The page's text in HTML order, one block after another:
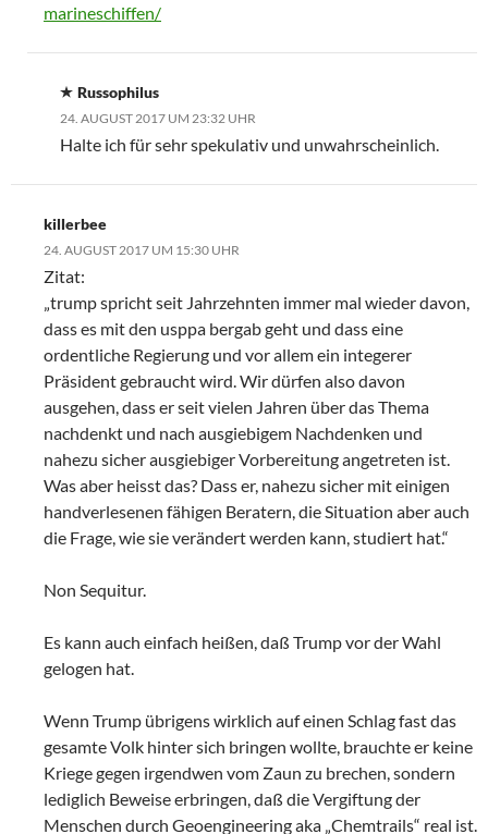
marineschiffen/
Russophilus
24. AUGUST 2017 UM 23:32 UHR
Halte ich für sehr spekulativ und unwahrscheinlich.
killerbee
24. AUGUST 2017 UM 15:30 UHR
Zitat:
„trump spricht seit Jahrzehnten immer mal wieder davon,
dass es mit den usppa bergab geht und dass eine
ordentliche Regierung und vor allem ein integerer
Präsident gebraucht wird. Wir dürfen also davon
ausgehen, dass er seit vielen Jahren über das Thema
nachdenkt und nach ausgiebigem Nachdenken und
nahezu sicher ausgiebiger Vorbereitung angetreten ist.
Was aber heisst das? Dass er, nahezu sicher mit einigen
handverlesenen fähigen Beratern, die Situation aber auch
die Frage, wie sie verändert werden kann, studiert hat.“
Non Sequitur.
Es kann auch einfach heißen, daß Trump vor der Wahl
gelogen hat.
Wenn Trump übrigens wirklich auf einen Schlag fast das
gesamte Volk hinter sich bringen wollte, brauchte er keine
Kriege gegen irgendwen vom Zaun zu brechen, sondern
lediglich Beweise erbringen, daß die Vergiftung der
Menschen durch Geoengineering aka „Chemtrails“ real ist.